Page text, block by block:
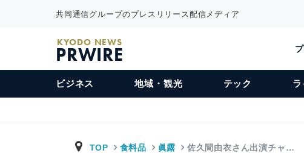
共同通信グループのプレスリリース配信メディア
KYODO NEWS
PRWIRE
ビジネス 地域・観光 テック
TOP 食料品 眞露 佐久間由衣さん出演チャ…